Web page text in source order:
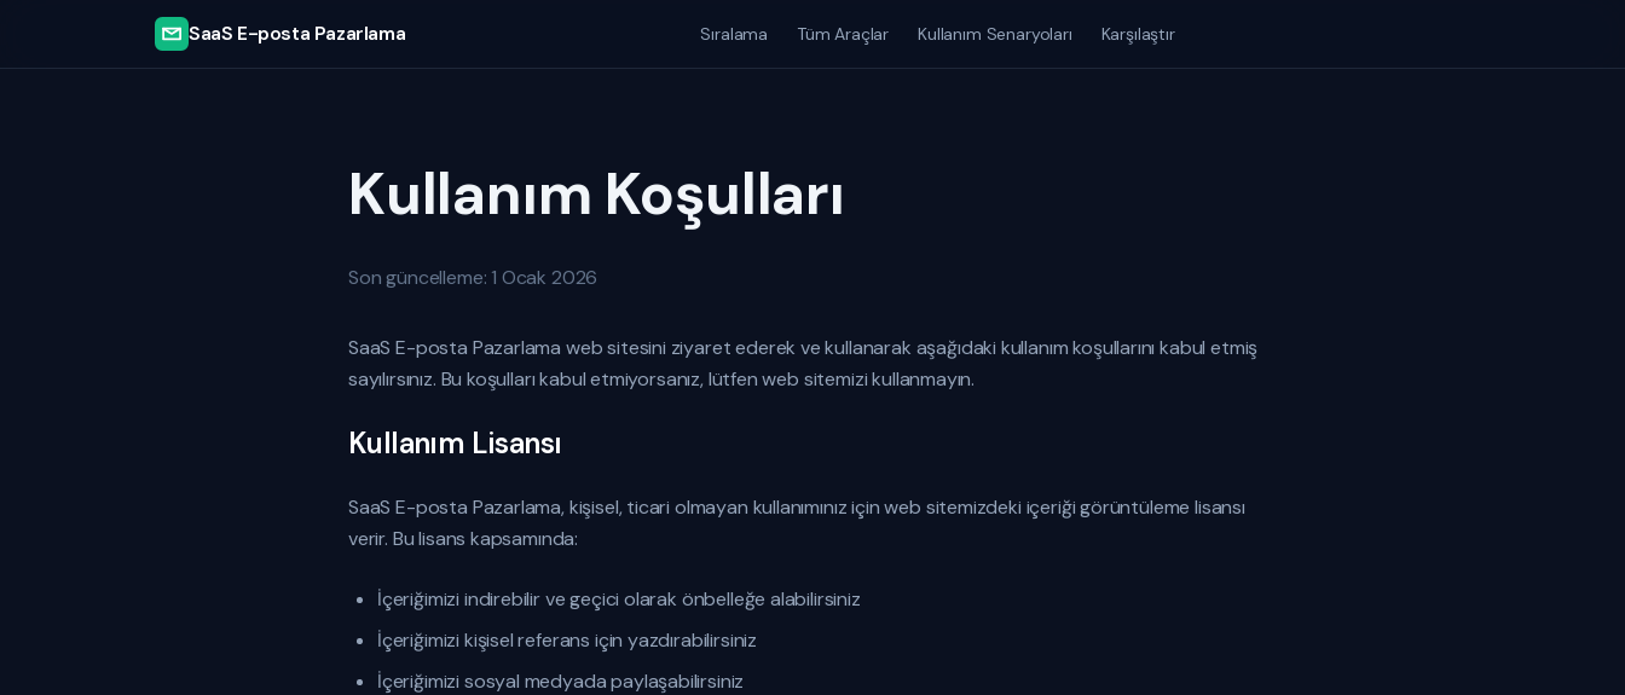
SaaS E-posta Pazarlama Sıralama Tüm Araçlar Kullanım Senaryoları Karşılaştır
Kullanım Koşulları
Son güncelleme: 1 Ocak 2026
SaaS E-posta Pazarlama web sitesini ziyaret ederek ve kullanarak aşağıdaki kullanım koşullarını kabul etmiş
sayılırsınız. Bu koşulları kabul etmiyorsanız, lütfen web sitemizi kullanmayın.
Kullanım Lisansı
SaaS E-posta Pazarlama, kişisel, ticari olmayan kullanımınız için web sitemizdeki içeriği görüntüleme lisansı
verir. Bu lisans kapsamında:
İçeriğimizi indirebilir ve geçici olarak önbelleğe alabilirsiniz
İçeriğimizi kişisel referans için yazdırabilirsiniz
İçeriğimizi sosyal medyada paylaşabilirsiniz